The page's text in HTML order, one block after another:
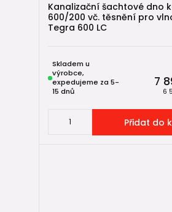
Kanalizační šachtové dno
600/200 vč. těsnění pro
Tegra 600 LC
7
6
Skladem u
výrobce,
expedujeme za 5-
15 dnů
Přidat do